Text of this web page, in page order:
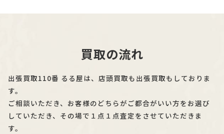
買取の流れ
出張買取110番 るる屋は、店頭買取も出張買取もしておりま
す。
ご相談いただき、お客様のどちらがご都合がいい方をお選び
していただき、その場で１点１点査定をさせていただきま
す。